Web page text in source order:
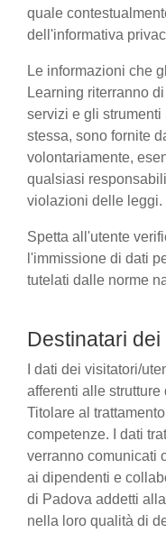
quale
dell'informativa
Le informazioni che
Learning riterranno
servizi e gli
stessa, sono fornite
volontariamente,
qualsiasi
violazioni delle leggi.
Spetta all'utente
l'immissione di dati
tutelati dalle norme
Destinatari dei
I dati dei visitatori/
afferenti alle strutture
Titolare al
competenze. I dati
verranno comunicati
ai dipendenti e
di Padova addetti
nella loro qualità di